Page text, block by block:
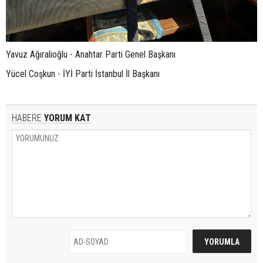
Yavuz Ağıralioğlu - Anahtar Parti Genel Başkanı
Yücel Coşkun - İYİ Parti İstanbul İl Başkanı
HABERE YORUM KAT